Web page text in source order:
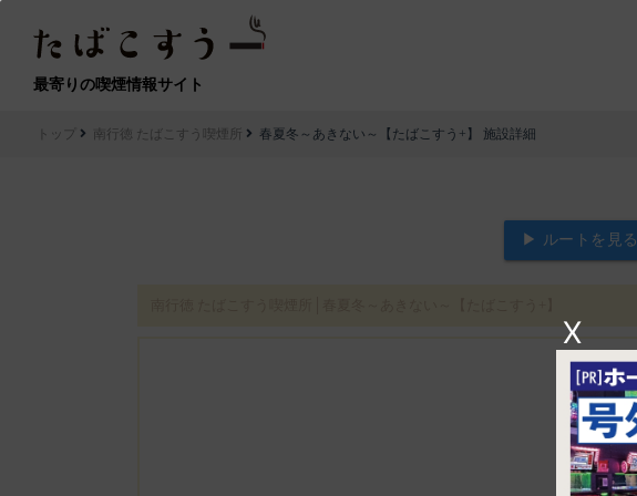
最寄りの喫煙情報サイト
X
トップ 南行徳 たばこすう喫煙所 春夏冬～あきない～【たばこすう+】 施設詳細
▶ ルートを見る